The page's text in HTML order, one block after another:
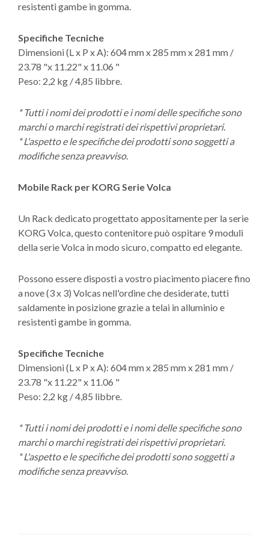
resistenti gambe in gomma.
Specifiche Tecniche
Dimensioni (L x P x A): 604 mm x 285 mm x 281 mm /
23.78 "x 11.22" x 11.06 "
Peso: 2,2 kg / 4,85 libbre.
* Tutti i nomi dei prodotti e i nomi delle specifiche sono
marchi o marchi registrati dei rispettivi proprietari.
* L'aspetto e le specifiche dei prodotti sono soggetti a
modifiche senza preavviso.
Mobile Rack per KORG Serie Volca
Un Rack dedicato progettato appositamente per la serie
KORG Volca, questo contenitore può ospitare 9 moduli
della serie Volca in modo sicuro, compatto ed elegante.
Possono essere disposti a vostro piacimento piacere fino
a nove (3 x 3) Volcas nell'ordine che desiderate, tutti
saldamente in posizione grazie a telai in alluminio e
resistenti gambe in gomma.
Specifiche Tecniche
Dimensioni (L x P x A): 604 mm x 285 mm x 281 mm /
23.78 "x 11.22" x 11.06 "
Peso: 2,2 kg / 4,85 libbre.
* Tutti i nomi dei prodotti e i nomi delle specifiche sono
marchi o marchi registrati dei rispettivi proprietari.
* L'aspetto e le specifiche dei prodotti sono soggetti a
modifiche senza preavviso.